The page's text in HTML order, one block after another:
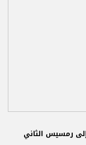
رمسيس الثاني